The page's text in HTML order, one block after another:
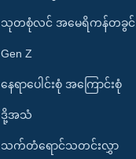
သုတစုံလင် အမေရိကန်တခွင်
Gen Z
နေရာပေါင်းစုံ အကြောင်းစုံ
ဒို့အသံ
သက်တံရောင်သတင်းလွှာ